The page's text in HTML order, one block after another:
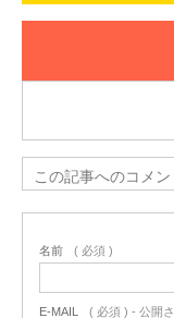
この記事へのコメン
名前 ( 必須 )
E-MAIL ( 必須 ) - 公開